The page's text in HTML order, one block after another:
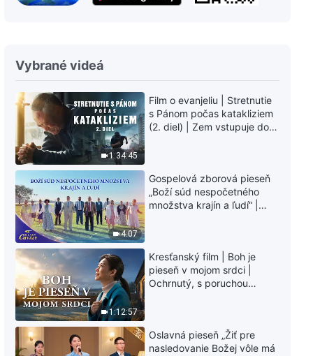
3:05:38
Ježiša
3:01:19
Film o evanjeliu | Tajomstvo
zbožnosti | Pán Ježiš sa už
vrátil
1:20:47
Film o evanjeliu | Stretnutie s
Pánom počas katakliziem (1.
diel) | Vzťah medzi Pánovým
návratom a veľkými
kataklizmami
2:09:57
Film o evanjeliu | Hostina
nebeského kráľovstva |
Svedectvo o viere katolíckeho
kňaza
Vybrané videá
1:34:45
Film o evanjeliu | Stretnutie
s Pánom počas katakliziem
(2. diel) | Zem vstupuje do
odpočítavať čas. Našli ste
spôsob, ako prežiť?
4:07
Gospelová zborová pieseň
„Boží súd nespočetného
množstva krajín a ľudí“ |
1:12:57
Kresťanský film | Boh je
pieseň v mojom srdci |
Ochrnutý, s poruchou
Oslavná pieseň „Žiť pre
nasledovanie Božej vôle má